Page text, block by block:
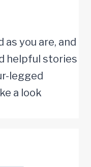
as you are, and
helpful stories
legged
a look